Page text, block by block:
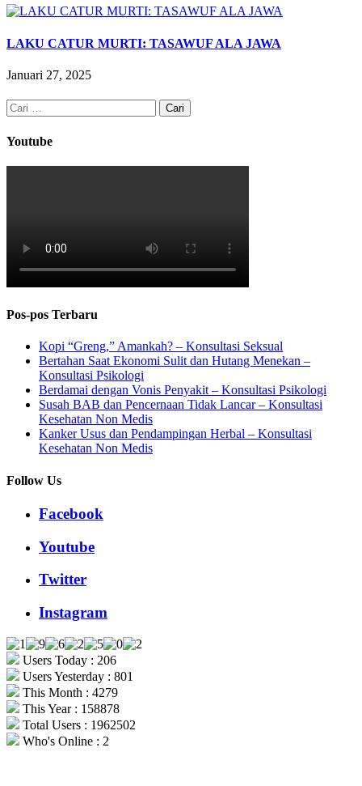
LAKU CATUR MURTI: TASAWUF ALA JAWA
Januari 27, 2025
Cari
untuk:
Youtube
Pos-pos Terbaru
Kopi “Greng,” Amankah? – Konsultasi Seksual
Bertahan Saat Ekonomi Sulit dan Hutang Menekan –
Konsultasi Psikologi
Berdamai dengan Vonis Penyakit – Konsultasi Psikologi
Susah BAB dan Pencernaan Tidak Lancar – Konsultasi
Kesehatan Non Medis
Kanker Usus dan Pendampingan Herbal – Konsultasi
Kesehatan Non Medis
Follow Us
Facebook
Youtube
Twitter
Instagram
Users Today : 206
Users Yesterday : 801
This Month : 4279
This Year : 158878
Total Users : 1962502
Who's Online : 2